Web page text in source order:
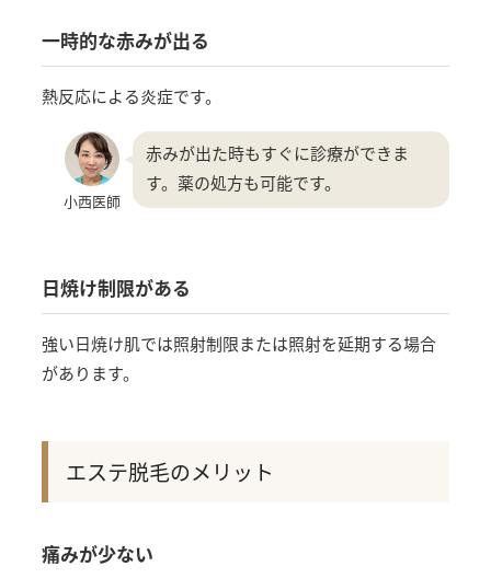
一時的な赤みが出る
熱反応による炎症です。
小西医師
赤みが出た時もすぐに診療ができま
す。薬の処方も可能です。
日焼け制限がある
強い日焼け肌では照射制限または照射を延期する場合
があります。
エステ脱毛のメリット
痛みが少ない